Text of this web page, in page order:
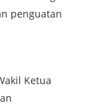
penguatan
Ketua